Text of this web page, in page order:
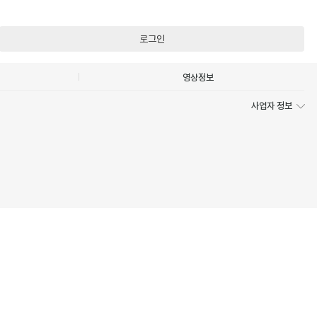
로그인
영상정보
사업자 정보